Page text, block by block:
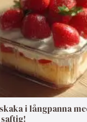
i långpanna